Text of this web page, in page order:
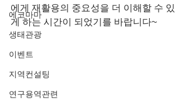
에코마마
생태관광
이벤트
지역컨설팅
연구용역관련
에게 재활용의 중요성을 더 이해할 수 있
게 하는 시간이 되었기를 바랍니다~